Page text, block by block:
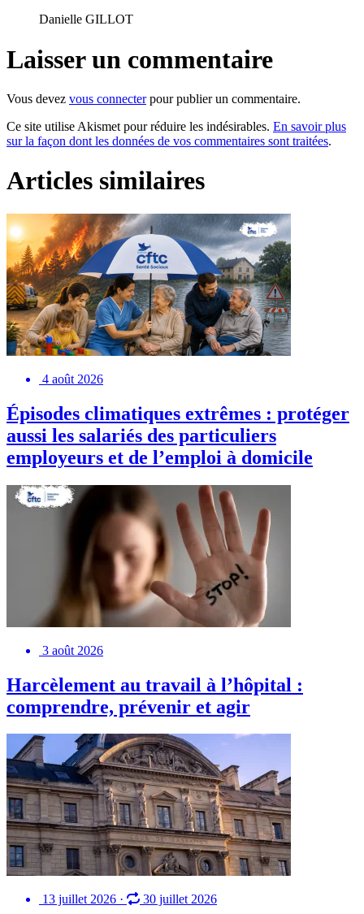
Danielle GILLOT
Laisser un commentaire
Vous devez vous connecterpour publier un commentaire.
Ce site utilise Akismet pour réduire les indésirables. En savoir plus
sur la façon dont les données de vos commentaires sont traitées.
Articles similaires
4 août 2026
Épisodes climatiques extrêmes : protéger
aussi les salariés des particuliers
employeurs et de l’emploi à domicile
3 août 2026
Harcèlement au travail à l’hôpital :
comprendre, prévenir et agir
13 juillet 2026 · 30 juillet 2026